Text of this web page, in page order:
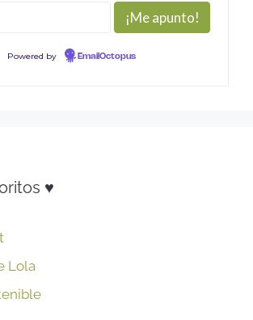
Powered by EmailOctopus
♥
Lola